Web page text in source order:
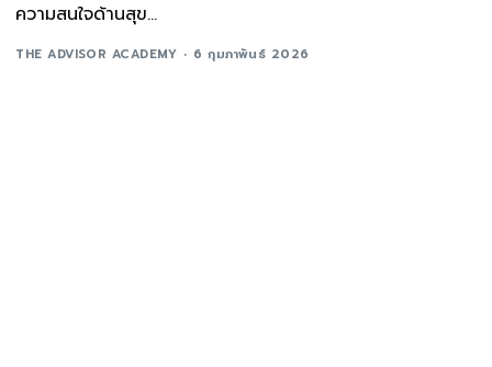
ความสนใจด้านสุข...
THE ADVISOR ACADEMY 6 กุมภาพันธ์ 2026